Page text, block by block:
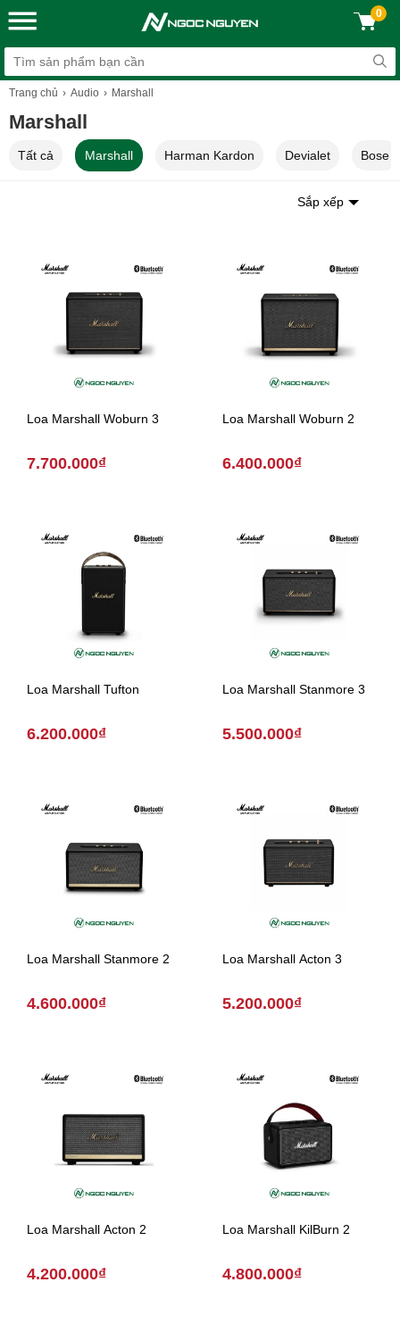
0
Trang chủ Audio Marshall
Marshall
Tất cả Marshall Harman Kardon Devialet Bose
Sắp xếp
Loa Marshall Woburn 3
7.700.000₫
Loa Marshall Woburn 2
6.400.000₫
Loa Marshall Tufton
6.200.000₫
Loa Marshall Stanmore 3
5.500.000₫
Loa Marshall Stanmore 2
4.600.000₫
Loa Marshall Acton 3
5.200.000₫
Loa Marshall Acton 2
4.200.000₫
Loa Marshall KilBurn 2
4.800.000₫